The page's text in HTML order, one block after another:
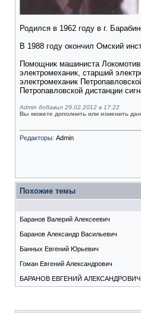
Родился в 1962 году в г.
В 1988 году окончил Омский
Помощник машиниста
электромеханик, старший
электромеханик
Петропавловской дистанции
Admin добавил 29.02.2012 в 17:22
Вы можете дополнить или изменить
Редакторы: Admin
Похожие темы
Баранов Валерий Алексеевич
Баранов Александр Васильевич
Банных Евгений Юрьевич
Гоман Евгений Александрович
БАРАНОВ ЕВГЕНИЙ АЛЕКСАНДРОВИЧ